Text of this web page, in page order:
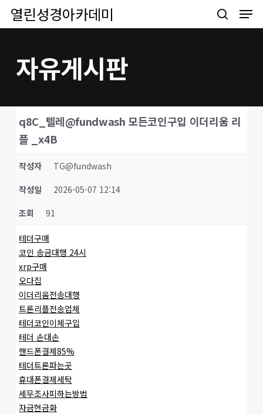
Skip열린성경아카데미
search
자유게시판
q8C_텔레@fundwash 모든코인구입 이더리움 리
플 _x4B
작성자
TG@fundwash
작성일
2026-05-07 12:14
조회
91
테더구매
코인 송금대행 24시
xrp구매
오다집
이더리움전송대행
트론리플전송업체
테더코인이체구입
테더 손대손
핸드폰결제85%
테더트론파는곳
휴대폰결제세탁
세무조사피하는방법
자금현금화